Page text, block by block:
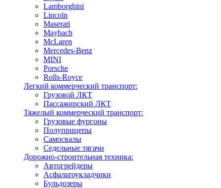
Lamborghini
Lincoln
Maserati
Maybach
McLaren
Mercedes-Benz
MINI
Porsche
Rolls-Royce
Легкий коммерческий транспорт:
Грузовой ЛКТ
Пассажирский ЛКТ
Тяжелый коммерческий транспорт:
Грузовые фургоны
Полуприцепы
Самосвалы
Седельные тягачи
Дорожно-строительная техника:
Автогрейдеры
Асфальтоукладчики
Бульдозеры